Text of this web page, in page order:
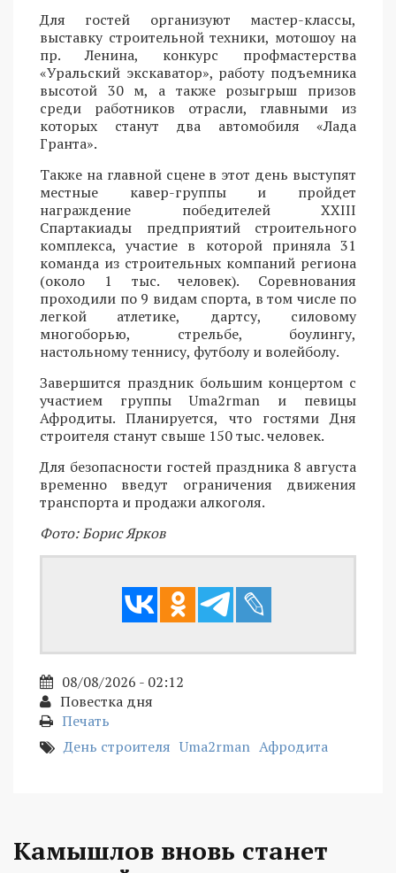
Для гостей организуют мастер-классы,
выставку строительной техники, мотошоу на
пр. Ленина, конкурс профмастерства
«Уральский экскаватор», работу подъемника
высотой 30 м, а также розыгрыш призов
среди работников отрасли, главными из
которых станут два автомобиля «Лада
Гранта».
Также на главной сцене в этот день выступят
местные кавер-группы и пройдет
награждение победителей XXIII
Спартакиады предприятий строительного
комплекса, участие в которой приняла 31
команда из строительных компаний региона
(около 1 тыс. человек). Соревнования
проходили по 9 видам спорта, в том числе по
легкой атлетике, дартсу, силовому
многоборью, стрельбе, боулингу,
настольному теннису, футболу и волейболу.
Завершится праздник большим концертом с
участием группы Uma2rman и певицы
Афродиты. Планируется, что гостями Дня
строителя станут свыше 150 тыс. человек.
Для безопасности гостей праздника 8 августа
временно введут ограничения движения
транспорта и продажи алкоголя.
Фото: Борис Ярков
08/08/2026 - 02:12
Повестка дня
Печать
День строителя Uma2rman Афродита
Камышлов вновь станет